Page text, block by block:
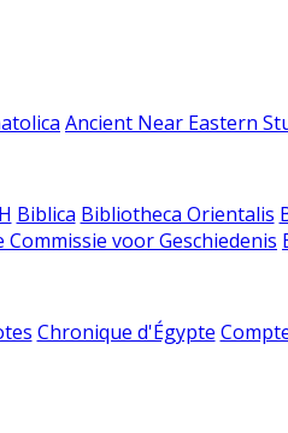
Ancient Near Eastern
Biblica Bibliotheca Orientalis
voor Geschiedenis
Chronique d'Égypte